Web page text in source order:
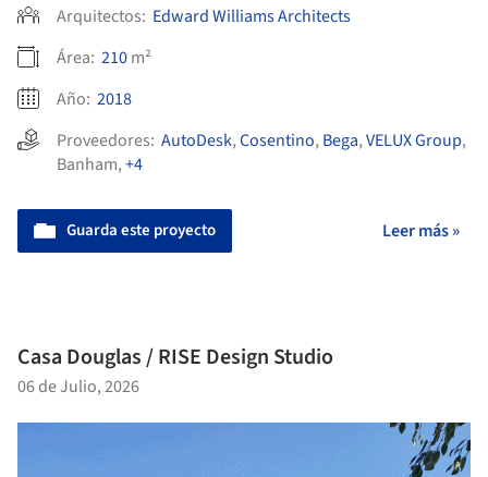
Arquitectos: Edward Williams Architects
Área: 210m²
Año: 2018
Proveedores: AutoDesk,Cosentino, Bega,VELUX Group,
Banham,+4
Guarda este proyecto Leer más »
Casa Douglas / RISE Design Studio
06 de Julio, 2026